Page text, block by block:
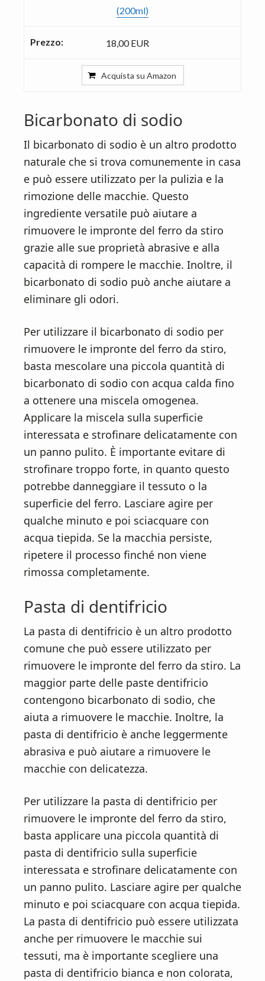
(200ml)
18,00 EUR
Acquista su Amazon
Bicarbonato di sodio
Il bicarbonato di sodio è un altro prodotto
naturale che si trova comunemente in casa
e può essere utilizzato per la pulizia e la
rimozione delle macchie. Questo
ingrediente versatile può aiutare a
rimuovere le impronte del ferro da stiro
grazie alle sue proprietà abrasive e alla
capacità di rompere le macchie. Inoltre, il
bicarbonato di sodio può anche aiutare a
eliminare gli odori.
Per utilizzare il bicarbonato di sodio per
rimuovere le impronte del ferro da stiro,
basta mescolare una piccola quantità di
bicarbonato di sodio con acqua calda fino
a ottenere una miscela omogenea.
Applicare la miscela sulla superficie
interessata e strofinare delicatamente con
un panno pulito. È importante evitare di
strofinare troppo forte, in quanto questo
potrebbe danneggiare il tessuto o la
superficie del ferro. Lasciare agire per
qualche minuto e poi sciacquare con
acqua tiepida. Se la macchia persiste,
ripetere il processo finché non viene
rimossa completamente.
Pasta di dentifricio
La pasta di dentifricio è un altro prodotto
comune che può essere utilizzato per
rimuovere le impronte del ferro da stiro. La
maggior parte delle paste dentifricio
contengono bicarbonato di sodio, che
aiuta a rimuovere le macchie. Inoltre, la
pasta di dentifricio è anche leggermente
abrasiva e può aiutare a rimuovere le
macchie con delicatezza.
Per utilizzare la pasta di dentifricio per
rimuovere le impronte del ferro da stiro,
basta applicare una piccola quantità di
pasta di dentifricio sulla superficie
interessata e strofinare delicatamente con
un panno pulito. Lasciare agire per qualche
minuto e poi sciacquare con acqua tiepida.
La pasta di dentifricio può essere utilizzata
anche per rimuovere le macchie sui
tessuti, ma è importante scegliere una
pasta di dentifricio bianca e non colorata,